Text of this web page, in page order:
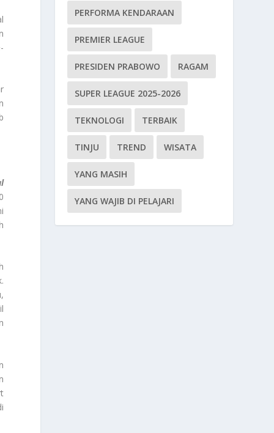
PERFORMA KENDARAAN
PREMIER LEAGUE
PRESIDEN PRABOWO RAGAM
SUPER LEAGUE 2025-2026
TEKNOLOGI TERBAIK
TINJU TREND WISATA
YANG MASIH
YANG WAJIB DI PELAJARI